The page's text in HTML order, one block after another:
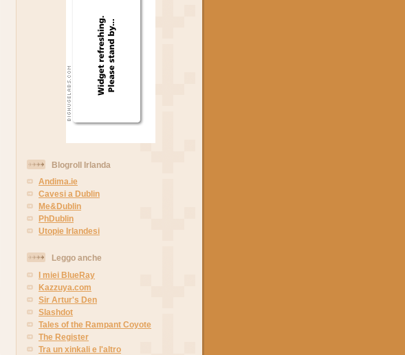
Blogroll Irlanda
Andima.ie
Cavesi a Dublin
Me&Dublin
PhDublin
Utopie Irlandesi
Leggo anche
I miei BlueRay
Kazzuya.com
Sir Artur's Den
Slashdot
Tales of the Rampant Coyote
The Register
Tra un xinkali e l'altro